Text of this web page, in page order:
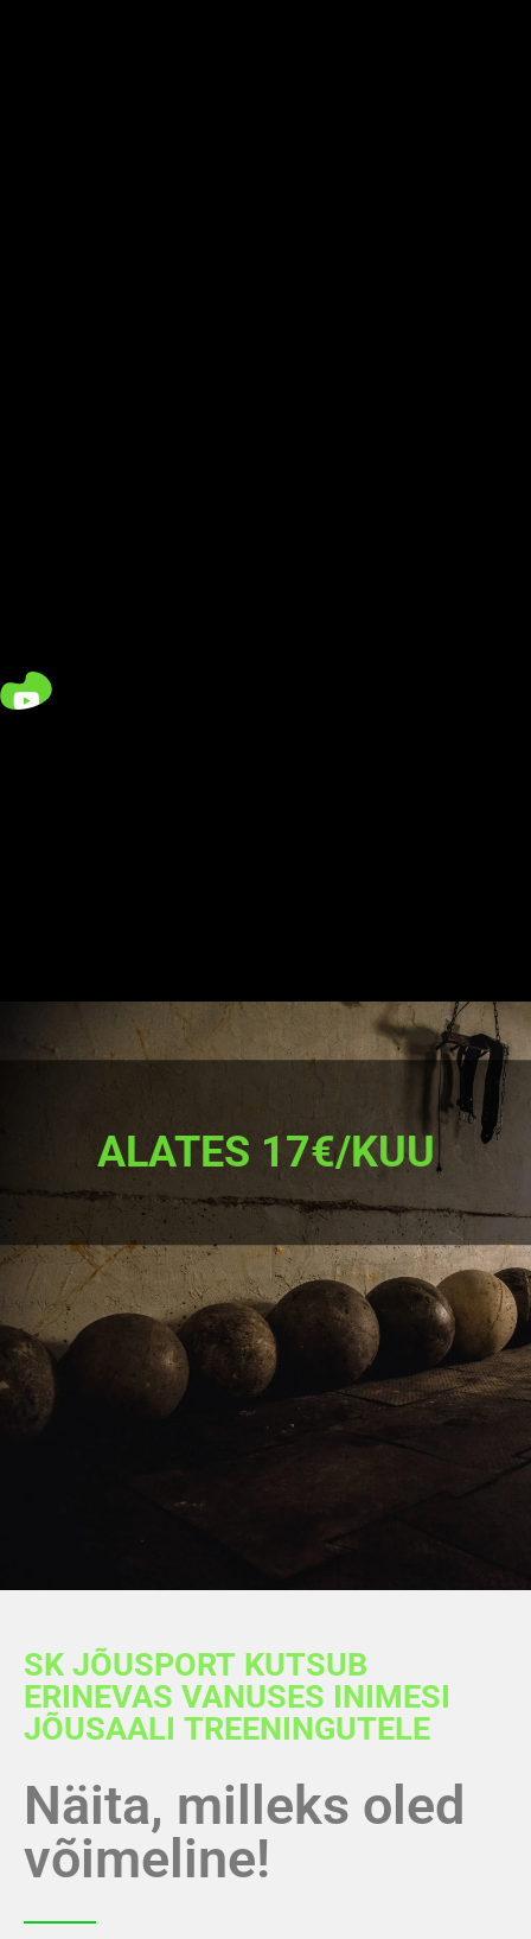
ALATES 17€/KUU
SK JÕUSPORT KUTSUB
ERINEVAS VANUSES INIMESI
JÕUSAALI TREENINGUTELE
Näita, milleks oled
võimeline!